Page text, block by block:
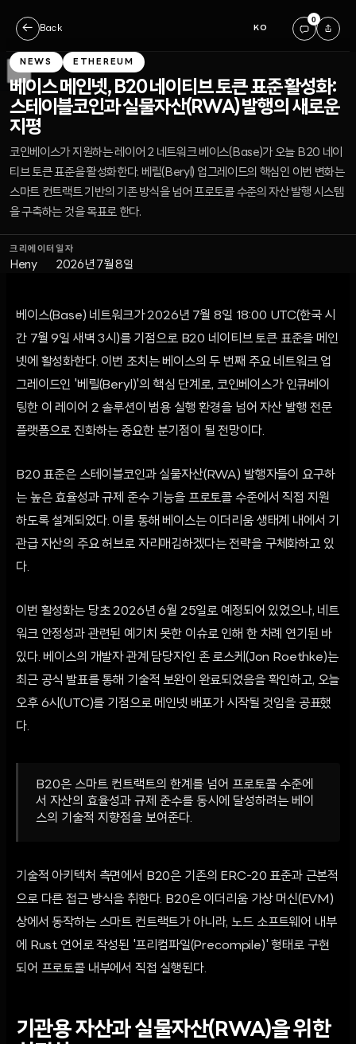
← Back KO
0
NEWS ETHEREUM
베이스 메인넷, B20 네이티브 토큰 표준 활성화:
스테이블코인과 실물자산(RWA) 발행의 새로운
지평
코인베이스가 지원하는 레이어 2 네트워크 베이스(Base)가 오늘 B20 네이
티브 토큰 표준을 활성화한다. 베릴(Beryl) 업그레이드의 핵심인 이번 변화는
스마트 컨트랙트 기반의 기존 방식을 넘어 프로토콜 수준의 자산 발행 시스템
을 구축하는 것을 목표로 한다.
크리에이터
Heny
일자
2026년 7월 8일
베이스(Base) 네트워크가 2026년 7월 8일 18:00 UTC(한국 시
간 7월 9일 새벽 3시)를 기점으로 B20 네이티브 토큰 표준을 메인
넷에 활성화한다. 이번 조치는 베이스의 두 번째 주요 네트워크 업
그레이드인 '베릴(Beryl)'의 핵심 단계로, 코인베이스가 인큐베이
팅한 이 레이어 2 솔루션이 범용 실행 환경을 넘어 자산 발행 전문
플랫폼으로 진화하는 중요한 분기점이 될 전망이다.
B20 표준은 스테이블코인과 실물자산(RWA) 발행자들이 요구하
는 높은 효율성과 규제 준수 기능을 프로토콜 수준에서 직접 지원
하도록 설계되었다. 이를 통해 베이스는 이더리움 생태계 내에서 기
관급 자산의 주요 허브로 자리매김하겠다는 전략을 구체화하고 있
다.
이번 활성화는 당초 2026년 6월 25일로 예정되어 있었으나, 네트
워크 안정성과 관련된 예기치 못한 이슈로 인해 한 차례 연기된 바
있다. 베이스의 개발자 관계 담당자인 존 로스케(Jon Roethke)는
최근 공식 발표를 통해 기술적 보완이 완료되었음을 확인하고, 오늘
오후 6시(UTC)를 기점으로 메인넷 배포가 시작될 것임을 공표했
다.
B20은 스마트 컨트랙트의 한계를 넘어 프로토콜 수준에
서 자산의 효율성과 규제 준수를 동시에 달성하려는 베이
스의 기술적 지향점을 보여준다.
기술적 아키텍처 측면에서 B20은 기존의 ERC-20 표준과 근본적
으로 다른 접근 방식을 취한다. B20은 이더리움 가상 머신(EVM)
상에서 동작하는 스마트 컨트랙트가 아니라, 노드 소프트웨어 내부
에 Rust 언어로 작성된 '프리컴파일(Precompile)' 형태로 구현
되어 프로토콜 내부에서 직접 실행된다.
기관용 자산과 실물자산(RWA)을 위한